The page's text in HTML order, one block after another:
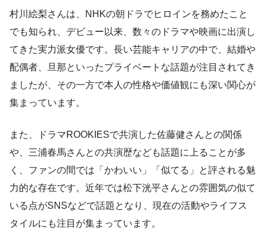
村川絵梨さんは、NHKの朝ドラでヒロインを務めたこと
でも知られ、デビュー以来、数々のドラマや映画に出演し
てきた実力派女優です。長い芸能キャリアの中で、結婚や
配偶者、旦那といったプライベートな話題が注目されてき
ましたが、その一方で本人の性格や価値観にも深い関心が
集まっています。
また、ドラマROOKIESで共演した佐藤健さんとの関係
や、三浦春馬さんとの共演歴なども話題に上ることが多
く、ファンの間では「かわいい」「似てる」と評される魅
力的な存在です。近年では松下洸平さんとの雰囲気の似て
いる点がSNSなどで話題となり、現在の活動やライフス
タイルにも注目が集まっています。